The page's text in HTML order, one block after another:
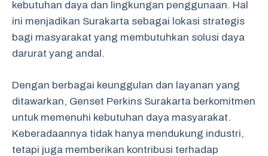
kebutuhan daya dan lingkungan penggunaan. Hal
ini menjadikan Surakarta sebagai lokasi strategis
bagi masyarakat yang membutuhkan solusi daya
darurat yang andal.
Dengan berbagai keunggulan dan layanan yang
ditawarkan, Genset Perkins Surakarta berkomitmen
untuk memenuhi kebutuhan daya masyarakat.
Keberadaannya tidak hanya mendukung industri,
tetapi juga memberikan kontribusi terhadap